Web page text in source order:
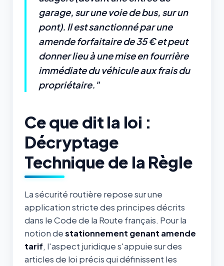
garage, sur une voie de bus, sur un
pont). Il est sanctionné par une
amende forfaitaire de 35 € et peut
donner lieu à une mise en fourrière
immédiate du véhicule aux frais du
propriétaire."
Ce que dit la loi :
Décryptage
Technique de la Règle
La sécurité routière repose sur une
application stricte des principes décrits
dans le Code de la Route français. Pour la
notion destationnement genant amende
tarif, l'aspect juridique s'appuie sur des
articles de loi précis qui définissent les